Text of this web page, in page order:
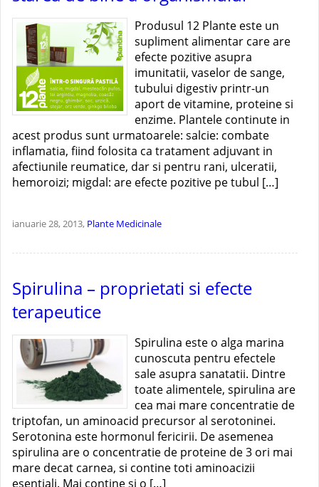
Produsul 12 Plante este un
supliment alimentar care are
efecte pozitive asupra
imunitatii, vaselor de sange,
tubului digestiv printr-un
aport de vitamine, proteine si
enzime. Plantele continute in
acest produs sunt urmatoarele: salcie: combate
inflamatia, fiind folosita ca tratament adjuvant in
afectiunile reumatice, dar si pentru rani, ulceratii,
hemoroizi; migdal: are efecte pozitive pe tubul […]
ianuarie 28, 2013, Plante Medicinale
Spirulina – proprietati si efecte
terapeutice
Spirulina este o alga marina
cunoscuta pentru efectele
sale asupra sanatatii. Dintre
toate alimentele, spirulina are
cea mai mare concentratie de
triptofan, un aminoacid precursor al serotoninei.
Serotonina este hormonul fericirii. De asemenea
spirulina are o concentratie de proteine de 3 ori mai
mare decat carnea, si contine toti aminoacizii
esentiali. Mai contine si o […]